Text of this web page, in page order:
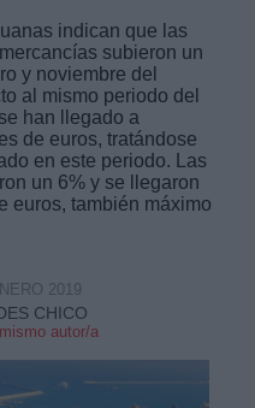
indican que las
subieron un
y noviembre del
al mismo periodo del
han llegado a
de euros, tratándose
en este periodo. Las
un 6% y se llegaron
euros, también máximo
CHICO
autor/a
2019